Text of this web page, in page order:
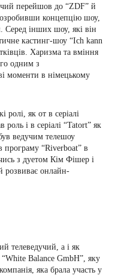
перейшов до “ZDF” й
концепцію шоу,
Серед інших шоу, які він
кастинг-шоу “Ich kann
Харизма та вміння
одним з
моменти в німецькому
ролі, як от в серіалі
і в серіалі “Tatort” як
ведучим телешоу
програму “Riverboat” в
з дуетом Кім Фішер і
розвиває онлайн-
телеведучий, а і як
Balance GmbH”, яку
яка брала участь у